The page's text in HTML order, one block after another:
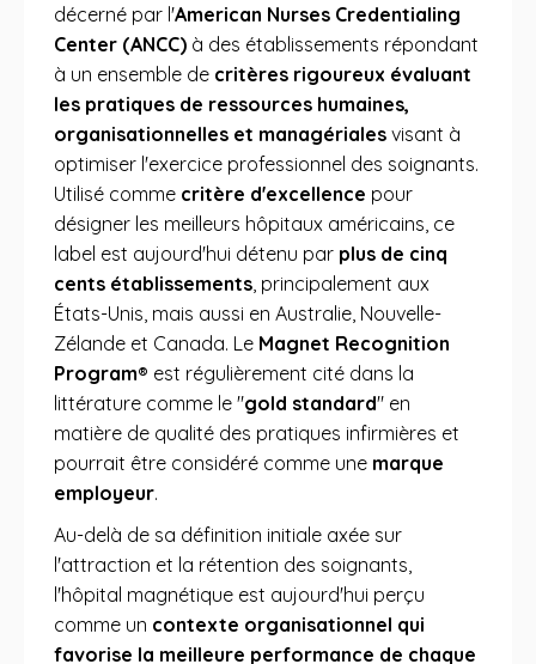
décerné par l'American Nurses Credentialing
Center (ANCC) à des établissements répondant
à un ensemble de critères rigoureux évaluant
les pratiques de ressources humaines,
organisationnelles et managériales visant à
optimiser l'exercice professionnel des soignants.
Utilisé comme critère d'excellence pour
désigner les meilleurs hôpitaux américains, ce
label est aujourd'hui détenu par plus de cinq
cents établissements, principalement aux
États-Unis, mais aussi en Australie, Nouvelle-
Zélande et Canada. Le Magnet Recognition
Program® est régulièrement cité dans la
littérature comme le "gold standard" en
matière de qualité des pratiques infirmières et
pourrait être considéré comme une marque
employeur.
Au-delà de sa définition initiale axée sur
l'attraction et la rétention des soignants,
l'hôpital magnétique est aujourd'hui perçu
comme un contexte organisationnel qui
favorise la meilleure performance de chaque